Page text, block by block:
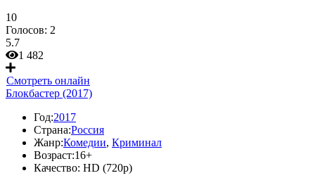
10
Голосов: 2
5.7
1 482
Смотреть онлайн
Блокбастер (2017)
Год:2017
Страна:Россия
Жанр:Комедии, Криминал
Возраст:16+
Качество: HD (720p)